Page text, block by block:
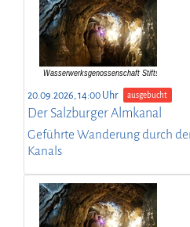
20.09.2026, 14:00 Uhr ausgebucht
Der Salzburger Almkanal
Geführte Wanderung durch
Kanals